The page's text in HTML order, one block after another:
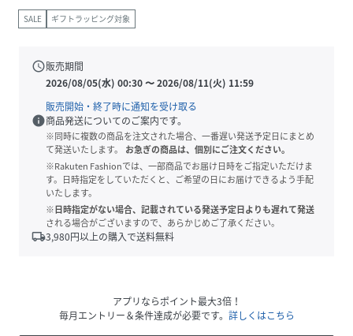
SALE ギフトラッピング対象
schedule販売期間
2026/08/05(水) 00:30〜2026/08/11(火) 11:59
販売開始・終了時に通知を受け取る
info商品発送についてのご案内です。
※同時に複数の商品を注文された場合、一番遅い発送予定日にまとめ
て発送いたします。
お急ぎの商品は、個別にご注文ください。
※Rakuten Fashionでは、一部商品でお届け日時をご指定いただけま
す。日時指定をしていただくと、ご希望の日にお届けできるよう手配
いたします。
※日時指定がない場合、記載されている発送予定日よりも遅れて発送
される場合がございますので、あらかじめご了承ください。
local_shipping3,980円以上の購入で送料無料
アプリならポイント最大3倍！
毎月エントリー＆条件達成が必要です。 詳しくはこちら